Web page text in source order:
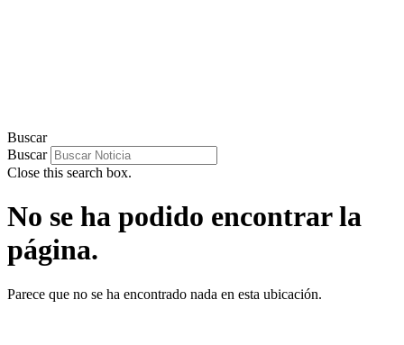
Buscar
Buscar
Close this search box.
No se ha podido encontrar la
página.
Parece que no se ha encontrado nada en esta ubicación.